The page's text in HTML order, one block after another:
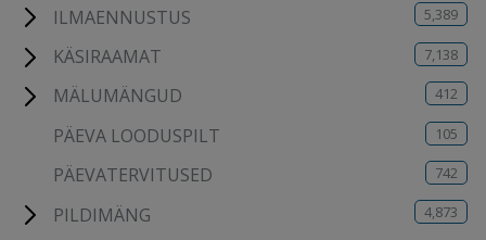
ILMAENNUSTUS 5,389
KÄSIRAAMAT 7,138
MÄLUMÄNGUD 412
PÄEVA LOODUSPILT 105
PÄEVATERVITUSED 742
PILDIMÄNG 4,873